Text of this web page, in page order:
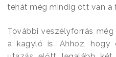
tehát még mindig ott van a
További veszélyforrás
a kagyló is. Ahhoz, hogy